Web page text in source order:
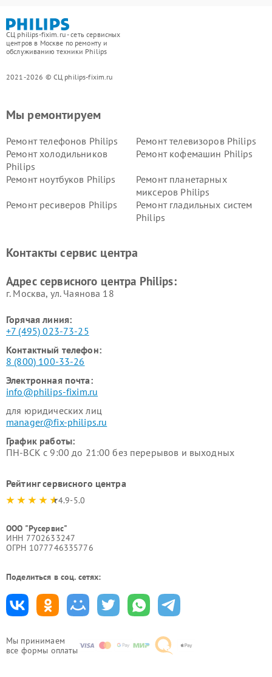
СЦ philips-fixim.ru - сеть сервисных
центров в Москве по ремонту и
обслуживанию техники Philips
2021-2026 © СЦ philips-fixim.ru
Мы принимаем
все формы оплаты
Мы ремонтируем
Ремонт телефонов Philips
Ремонт телевизоров Philips
Ремонт холодильников
Philips
Ремонт кофемашин Philips
Ремонт ноутбуков Philips
Ремонт планетарных
миксеров Philips
Ремонт ресиверов Philips
Ремонт гладильных систем
Philips
Ремонт стиральных машин
Ремонт увлажнителей
Контакты сервис центра
Адрес сервисного центра Philips:
г. Москва, ул. Чаянова 18
Горячая линия:
+7 (495) 023-73-25
Контактный телефон:
8 (800) 100-33-26
Электронная почта:
info@philips-fixim.ru
для юридических лиц
manager@fix-philips.ru
График работы:
ПН-ВСК с 9:00 до 21:00 без перерывов и выходных
Рейтинг сервисного центра
4.9-5.0
ООО "Русервис"
ИНН 7702633247
ОГРН 1077746335776
Поделиться в соц. сетях: